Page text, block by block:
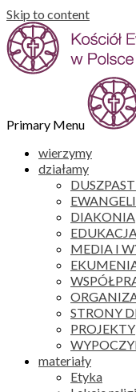
Skip to content
Primary Menu
wierzymy
działamy
DIAKONIA
MEDIA I
STRONY
PROJEKTY
materiały
Etyka